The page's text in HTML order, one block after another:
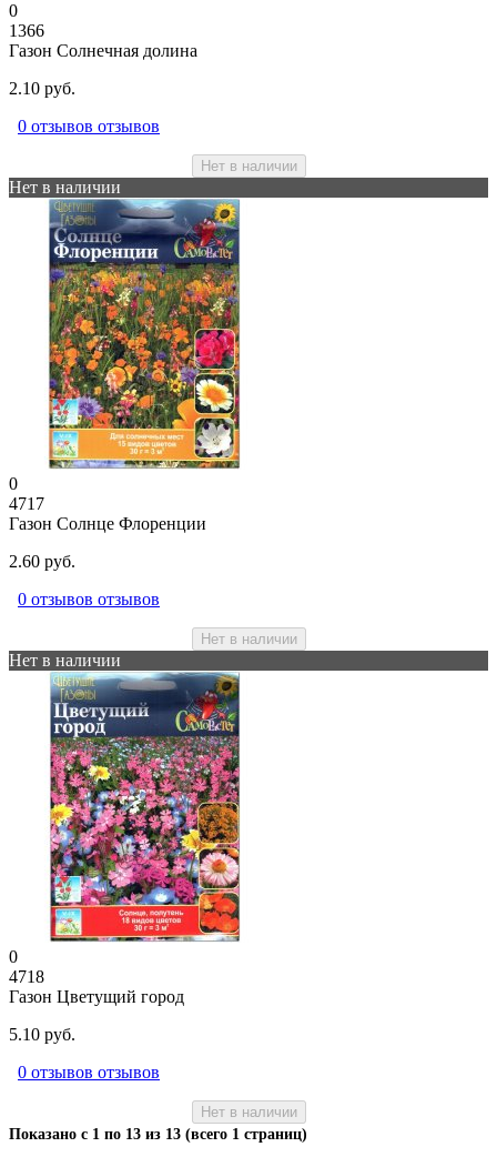
0
1366
Газон Солнечная долина
2.10 руб.
0 отзывов отзывов
Нет в наличии
Нет в наличии
0
4717
Газон Солнце Флоренции
2.60 руб.
0 отзывов отзывов
Нет в наличии
Нет в наличии
0
4718
Газон Цветущий город
5.10 руб.
0 отзывов отзывов
Нет в наличии
Показано с 1 по 13 из 13 (всего 1 страниц)